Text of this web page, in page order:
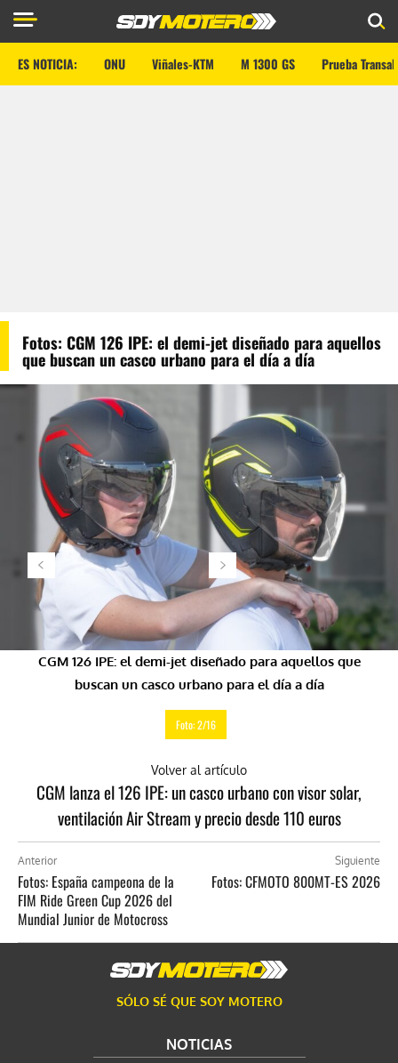
ES NOTICIA: ONU Viñales-KTM M 1300 GS Prueba
Fotos: CGM 126 IPE: el demi-jet diseñado para aquellos
que buscan un casco urbano para el día a día
CGM 126 IPE: el demi-jet diseñado para aquellos que
buscan un casco urbano para el día a día
Foto: 2/16
Volver al artículo
CGM lanza el 126 IPE: un casco urbano con visor solar,
ventilación Air Stream y precio desde 110 euros
Anterior
Fotos: España campeona de la
FIM Ride Green Cup 2026 del
Mundial Junior de Motocross
Siguiente
Fotos: CFMOTO 800MT-ES 2026
SÓLO SÉ QUE SOY MOTERO
NOTICIAS